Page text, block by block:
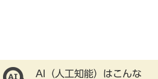
AI（人工知能）はこんな